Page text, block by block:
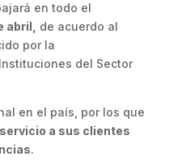
en todo el
abril,
de acuerdo al
por la
del Sector
en el país, por los que
a sus clientes
.